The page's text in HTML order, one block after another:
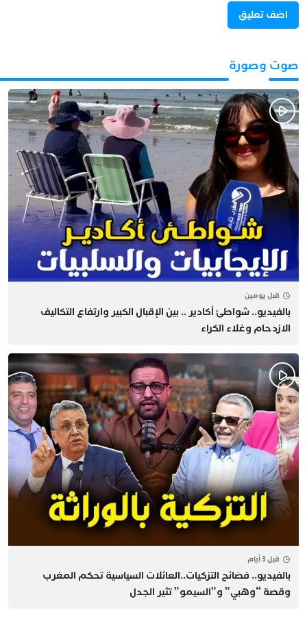
صوت وصورة
قبل يومين
بالفيديو.. شواطئ أكادير .. بين الإقبال الكبير وارتفاع التكاليف
الازدحام وغلاء الكراء
قبل 3 أيام
بالفيديو.. فضائح التزكيات..العائلات السياسية تحكم المغرب
وقصة “وهبي” و”السيمو” تثير الجدل